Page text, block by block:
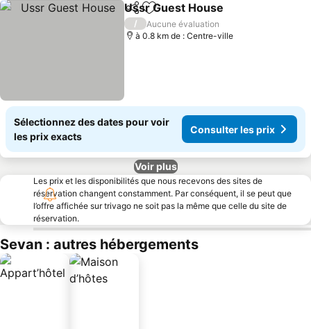
PartagerAjouter à mes favoris
Ussr Guest House
/
Aucune évaluation
à 0.8 km de : Centre-ville
Sélectionnez des dates pour voir
les prix exacts
Consulter les prix
Voir plus
Les prix et les disponibilités que nous recevons des sites de
réservation changent constamment. Par conséquent, il se peut que
l’offre affichée sur trivago ne soit pas la même que celle du site de
réservation.
Sevan : autres hébergements